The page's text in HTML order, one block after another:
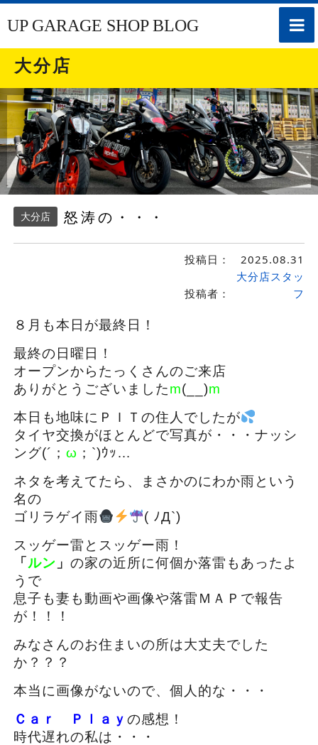
toggle
UP GARAGE SHOP BLOG
大分店
大分店 怒涛の・・・
投稿日： 2025.08.31
投稿者：
大分店スタッ
フ
８月も本日が最終日！
最終の日曜日！
オープンからたっくさんのご来店
ありがとうございましたm(__)m
本日も地味にＰＩＴの住人でしたが
タイヤ交換がほとんどで写真が・・・ナッシ
ング(´； ω ；`)ｳｯ…
ネタを考えてたら、まさかのにわか雨という
名の
ゴリラゲイ雨
( ﾉД`)
スッゲー雷とスッゲー雨！
「 ルン 」 の家の近所に何個か落雷もあったよ
うで
息子も妻も動画や画像や落雷ＭＡＰで報告
が！！！
みなさんのお住まいの所は大丈夫でした
か？？？
本当に画像がないので、個人的な・・・
Ｃａｒ Ｐｌａｙ の感想！
時代遅れの私は・・・